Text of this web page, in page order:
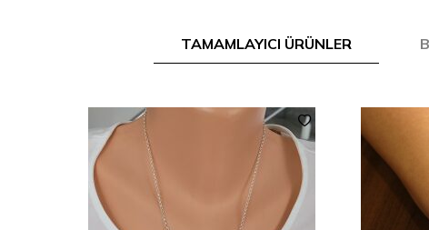
TAMAMLAYICI ÜRÜNLER